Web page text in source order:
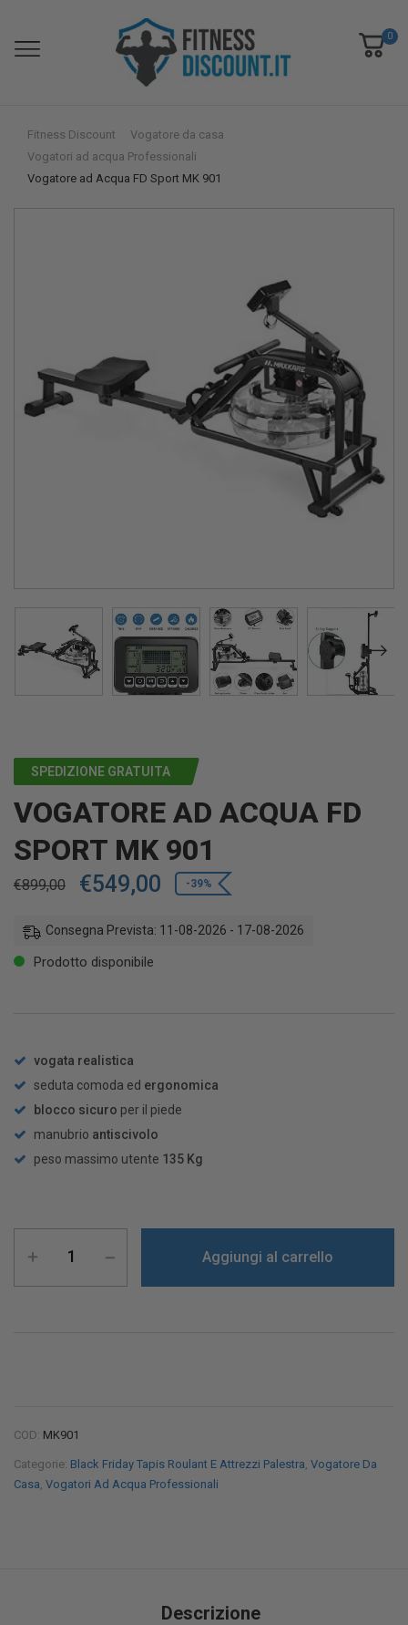
0
Fitness Discount
Vogatore da casa
Vogatori ad acqua Professionali
Vogatore ad Acqua FD Sport MK 901
SPEDIZIONE GRATUITA
VOGATORE AD ACQUA FD
SPORT MK 901
€899,00 €549,00 -39%
Consegna Prevista: 11-08-2026 - 17-08-2026
Prodotto disponibile
vogata realistica
seduta comoda ed ergonomica
blocco sicuro per il piede
manubrio antiscivolo
peso massimo utente 135 Kg
Aggiungi al carrello
COD: MK901
Categorie: Black Friday Tapis Roulant E Attrezzi Palestra Vogatore Da
Casa Vogatori Ad Acqua Professionali
Descrizione